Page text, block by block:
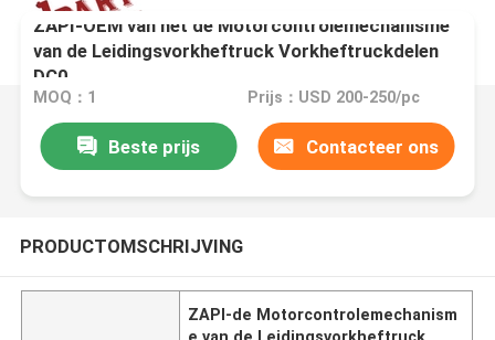
ZAPI-OEM van het de Motorcontrolemechanisme
van de Leidingsvorkheftruck Vorkheftruckdelen
DC0
MOQ：1 Prijs：USD 200-250/pc
Beste prijs Contacteer ons
PRODUCTOMSCHRIJVING
ZAPI-de Motorcontrolemechanism
e van de Leidingsvorkheftruck